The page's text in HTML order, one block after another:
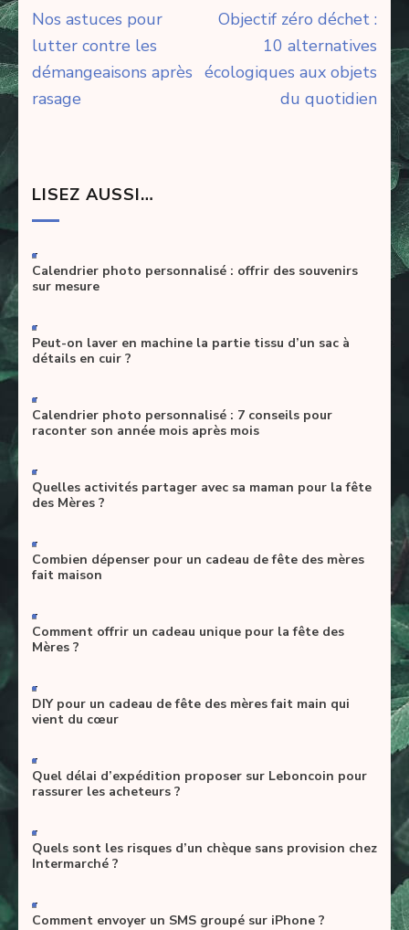
Navigation
de
l’article
Nos astuces pour
lutter contre les
démangeaisons après
rasage
Objectif zéro déchet :
10 alternatives
écologiques aux objets
du quotidien
LISEZ AUSSI…
-
Calendrier photo personnalisé : offrir des souvenirs
sur mesure
-
Peut-on laver en machine la partie tissu d’un sac à
détails en cuir ?
-
Calendrier photo personnalisé : 7 conseils pour
raconter son année mois après mois
-
Quelles activités partager avec sa maman pour la fête
des Mères ?
-
Combien dépenser pour un cadeau de fête des mères
fait maison
-
Comment offrir un cadeau unique pour la fête des
Mères ?
-
DIY pour un cadeau de fête des mères fait main qui
vient du cœur
-
Quel délai d’expédition proposer sur Leboncoin pour
rassurer les acheteurs ?
-
Quels sont les risques d’un chèque sans provision chez
Intermarché ?
-
Comment envoyer un SMS groupé sur iPhone ?